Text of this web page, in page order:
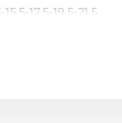
15.5-17.5-19.5-21.5